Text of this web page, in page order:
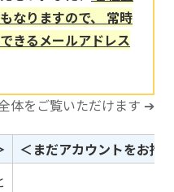
なりますので、 常時
きるメールアドレス
＜まだアカウントをお持